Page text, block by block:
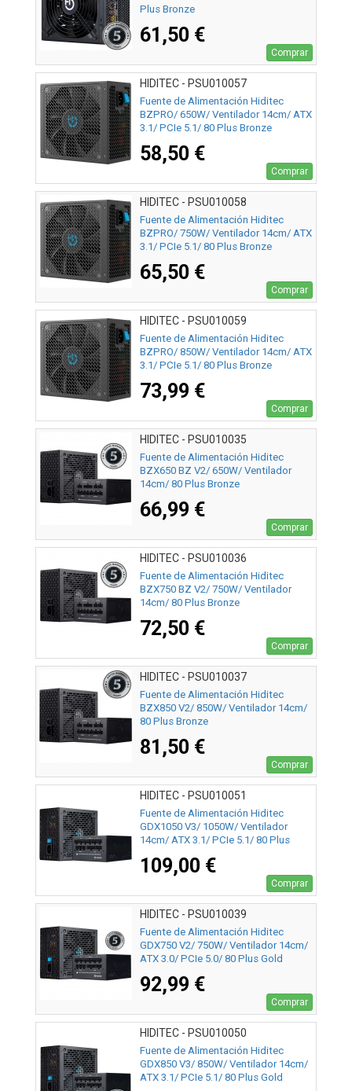
Plus Bronze
61,50 €
Comprar
HIDITEC - PSU010057
Fuente de Alimentación Hiditec
BZPRO/ 650W/ Ventilador 14cm/ ATX
3.1/ PCIe 5.1/ 80 Plus Bronze
58,50 €
Comprar
HIDITEC - PSU010058
Fuente de Alimentación Hiditec
BZPRO/ 750W/ Ventilador 14cm/ ATX
3.1/ PCIe 5.1/ 80 Plus Bronze
65,50 €
Comprar
HIDITEC - PSU010059
Fuente de Alimentación Hiditec
BZPRO/ 850W/ Ventilador 14cm/ ATX
3.1/ PCIe 5.1/ 80 Plus Bronze
73,99 €
Comprar
HIDITEC - PSU010035
Fuente de Alimentación Hiditec
BZX650 BZ V2/ 650W/ Ventilador
14cm/ 80 Plus Bronze
66,99 €
Comprar
HIDITEC - PSU010036
Fuente de Alimentación Hiditec
BZX750 BZ V2/ 750W/ Ventilador
14cm/ 80 Plus Bronze
72,50 €
Comprar
HIDITEC - PSU010037
Fuente de Alimentación Hiditec
BZX850 V2/ 850W/ Ventilador 14cm/
80 Plus Bronze
81,50 €
Comprar
HIDITEC - PSU010051
Fuente de Alimentación Hiditec
GDX1050 V3/ 1050W/ Ventilador
14cm/ ATX 3.1/ PCIe 5.1/ 80 Plus
109,00 €
Comprar
HIDITEC - PSU010039
Fuente de Alimentación Hiditec
GDX750 V2/ 750W/ Ventilador 14cm/
ATX 3.0/ PCIe 5.0/ 80 Plus Gold
92,99 €
Comprar
HIDITEC - PSU010050
Fuente de Alimentación Hiditec
GDX850 V3/ 850W/ Ventilador 14cm/
ATX 3.1/ PCIe 5.1/ 80 Plus Gold